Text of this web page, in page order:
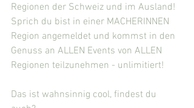
Regionen der Schweiz und im Ausland!
Sprich du bist in einer MACHERINNEN
Region angemeldet und kommst in den
Genuss an ALLEN Events von ALLEN
Regionen teilzunehmen - unlimitiert!
Das ist wahnsinnig cool, findest du